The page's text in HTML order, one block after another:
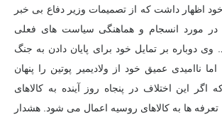
اظهار داشت كه از تصمیمات وزیر دفاع بی خبر
در مورد انسجام و هماهنگی سیاست های فعلی
دوباره بر تمایل خود برای پایان دادن به جنگ
اما ناامیدی عمیق خود از ولادیمیر پوتین را پنهان
اگر این اختلاف در پنجاه روز آینده به کالاهای
ها به کالاهای روسیه اعمال می شود. هشدار